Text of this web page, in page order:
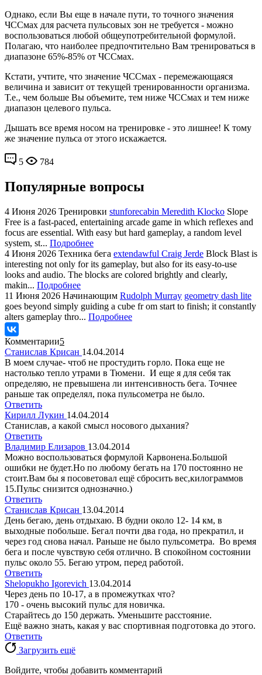
Однако, если Вы еще в начале пути, то точного значения
ЧССмах для расчета пульсовых зон не требуется - можно
воспользоваться любой общеупотребительной формулой.
Полагаю, что наиболее предпочтительно Вам тренироваться в
диапазоне 65%-85% от ЧССмах.
Кстати, учтите, что значение ЧССмах - перемежающаяся
величина и зависит от текущей тренированности организма.
Т.е., чем больше Вы объемите, тем ниже ЧССмах и тем ниже
диапазон целевого пульса.
Дышать все время носом на тренировке - это лишнее! К тому
же значение пульса от этого искажается.
5 784
Популярные вопросы
4 Июня 2026 Тренировки stunforecabin Meredith Klocko Slope
Free is a fast-paced, entertaining arcade game in which reflexes and
focus are essential. With easy but hard gameplay, a random level
system, st... Подробнее
4 Июня 2026 Техника бега extendawful Craig Jerde Block Blast is
interesting not only for its gameplay, but also for its easy-to-use
looks and audio. The blocks are colored brightly and clearly,
makin... Подробнее
11 Июня 2026 Начинающим Rudolph Murray geometry dash lite
goes beyond simply guiding a cube fr om start to finish; it constantly
alters gameplay thro... Подробнее
Комментарии5
Станислав Крисан 14.04.2014
В моем случае- чтоб не простудить горло. Пока еще не
настолько тепло утрами в Тюмени. И еще я для себя так
определяю, не превышена ли интенсивность бега. Точнее
раньше так определял, пока пульсометра не было.
Ответить
Кирилл Лукин 14.04.2014
Станислав, а какой смысл носового дыхания?
Ответить
Владимир Елизаров 13.04.2014
Можно воспользоваться формулой Карвонена.Большой
ошибки не будет.Но по любому бегать на 170 постоянно не
стоит.Вам бы я посоветовал ещё сбросить вес,килограммов
15.Пульс снизится однозначно.)
Ответить
Станислав Крисан 13.04.2014
День бегаю, день отдыхаю. В будни около 12- 14 км, в
выходные побольше. Бегал почти два года, но прекратил, и
через год снова начал. Раньше не было пульсометра. Во время
бега и после чувствую себя отлично. В спокойном состоянии
пульс около 55. Бегаю утром, перед работой.
Ответить
Shelopukho Igorevich 13.04.2014
Через день по 10-17, а в промежутках что?
170 - очень высокий пульс для новичка.
Старайтесь до 150 держать. Уменьшите расстояние.
Ещё важно знать, какая у вас спортивная подготовка до этого.
Ответить
Загрузить ещё
Войдите, чтобы добавить комментарий